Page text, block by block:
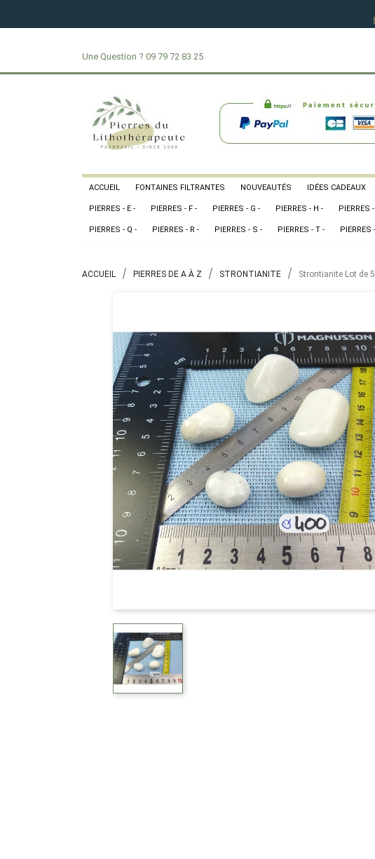
Une Question ? 09 79 72 83 25
ACCUEIL FONTAINES FILTRANTES NOUVEAUTÉS IDÉES CADEAUX
PIERRES - E - PIERRES - F - PIERRES - G - PIERRES - H - PIERRES
PIERRES - Q - PIERRES - R - PIERRES - S - PIERRES - T - PIERRES
ACCUEIL PIERRES DE A À Z STRONTIANITE Strontianite Lot de